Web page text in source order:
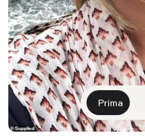
Prima